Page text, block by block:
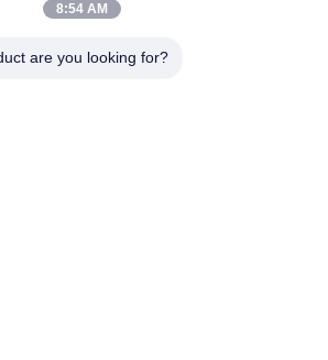
8:54 AM
are you looking for?